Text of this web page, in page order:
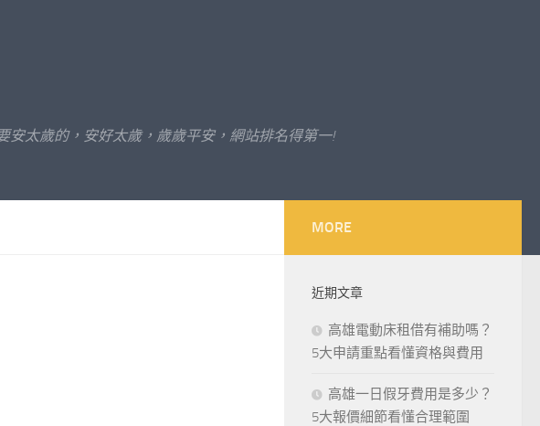
安太歲的，安好太歲，歲歲平安，網站排名得第一!
MORE
近期文章
高雄電動床租借有補助嗎？
5大申請重點看懂資格與費用
高雄一日假牙費用是多少？
5大報價細節看懂合理範圍